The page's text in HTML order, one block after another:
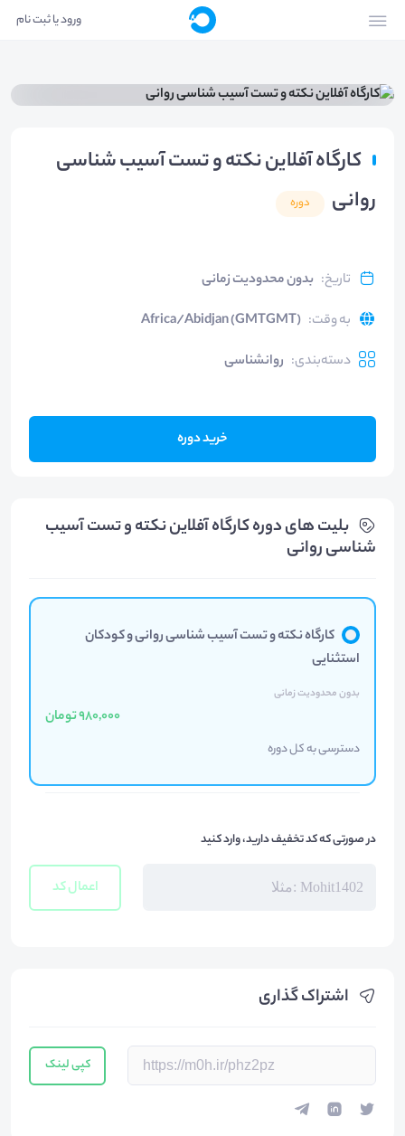
ورود یا ثبت نام
کارگاه آفلاین نکته و تست آسیب شناسی
روانی
دوره
تاریخ: بدون محدودیت زمانی
به وقت:
Africa/Abidjan (GMTGMT)
دسته‌بندی: روانشناسی
خرید دوره
اشتراک گذاری
کپی لینک
بلیت های دوره کارگاه آفلاین نکته و تست آسیب
شناسی روانی
کارگاه نکته و تست آسیب شناسی روانی و کودکان
استثنایی
بدون محدودیت زمانی
980,000 تومان
دسترسی به کل دوره
در صورتی که کد تخفیف دارید، وارد کنید
اعمال کد